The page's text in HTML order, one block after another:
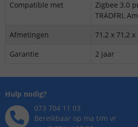
Compatible met
Zigbee 3.0
TRÄDFRI,
Afmetingen
71,2 x 71,2
Garantie
2 jaar
Hulp nodig?
073 704 11 03
Bereikbaar op ma t/m vr